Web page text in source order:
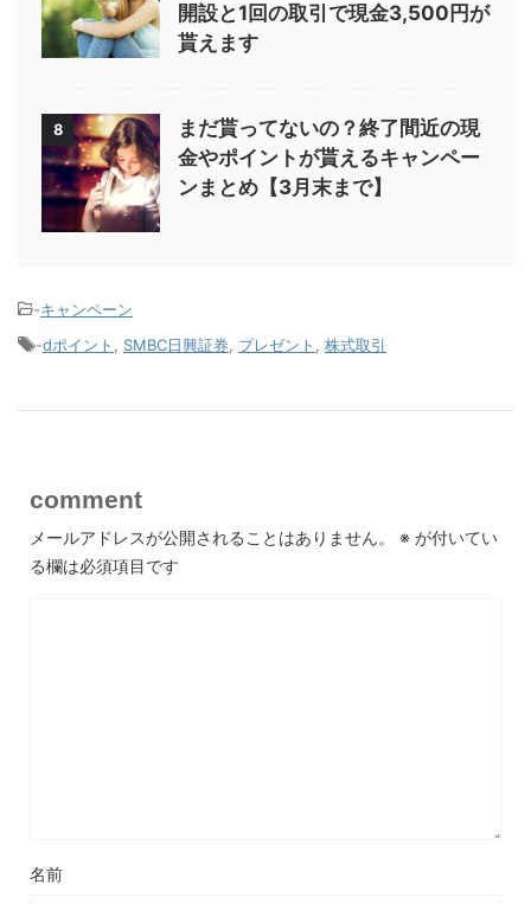
開設と1回の取引で現金3,500円が
貰えます
8
まだ貰ってないの？終了間近の現
金やポイントが貰えるキャンペー
ンまとめ【3月末まで】
-キャンペーン
-dポイント SMBC日興証券 プレゼント 株式取引
comment
メールアドレスが公開されることはありません。 ※ が付いてい
る欄は必須項目です
名前